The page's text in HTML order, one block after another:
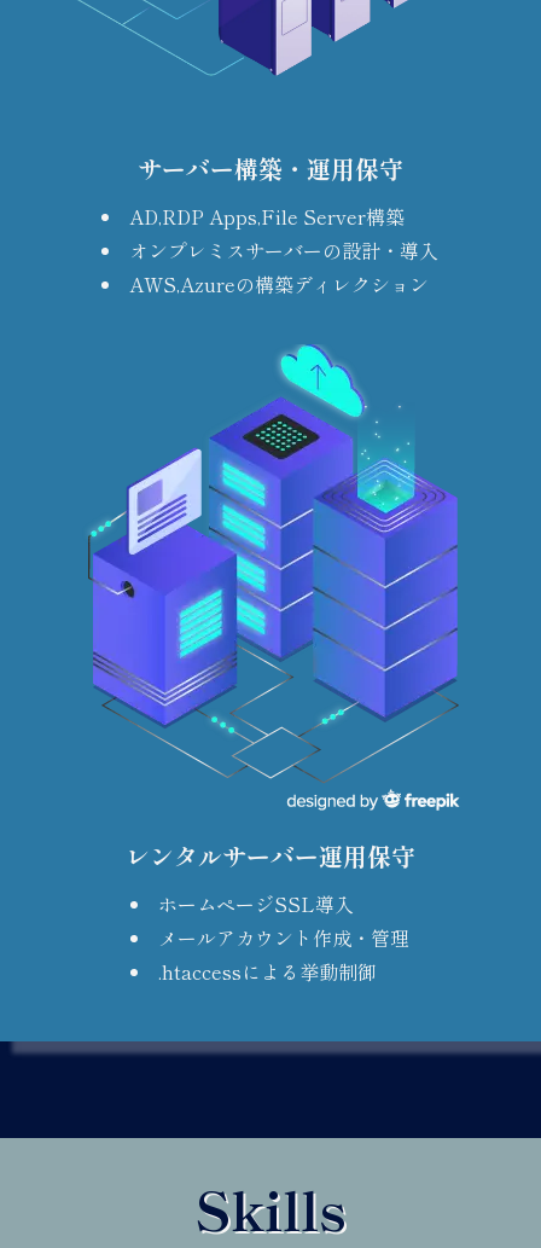
サーバー構築・運用保守
AD,RDP Apps,File Server構築
オンプレミスサーバーの設計・導入
AWS,Azureの構築ディレクション
レンタルサーバー運用保守
ホームページSSL導入
メールアカウント作成・管理
.htaccessによる挙動制御
Skills